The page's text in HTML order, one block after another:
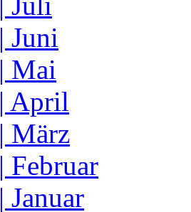
Juni
Mai
April
März
Februar
Januar